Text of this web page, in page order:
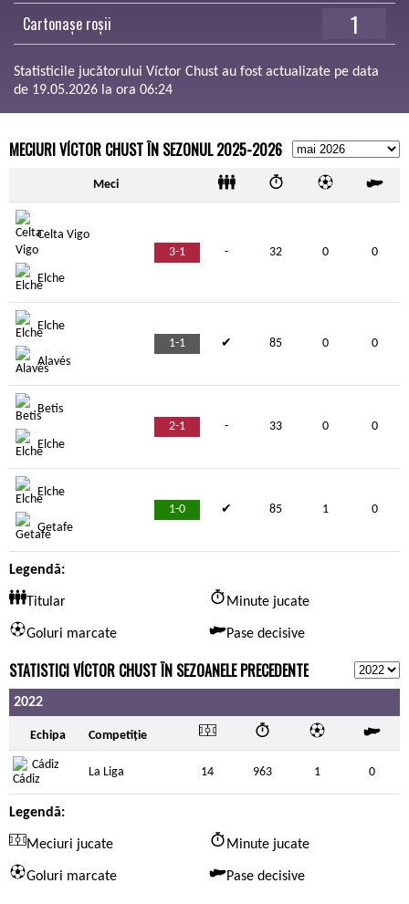
Cartonașe roșii 1
Statisticile jucătorului Víctor Chust au fost actualizate pe data
de 19.05.2026 la ora 06:24
MECIURI VÍCTOR CHUST ÎN SEZONUL 2025-2026
Meci
Celta Vigo
3-1
Elche
- 32 0 0
Elche
1-1
Alavés
✔ 85 0 0
Betis
2-1
Elche
- 33 0 0
Elche
1-0
Getafe
✔ 85 1 0
Legendă:
Titular Minute jucate
Goluri marcate Pase decisive
STATISTICI VÍCTOR CHUST ÎN SEZOANELE PRECEDENTE
2022
Echipa Competiție
Cádiz
La Liga 14 963 1 0
Legendă:
Meciuri jucate Minute jucate
Goluri marcate Pase decisive